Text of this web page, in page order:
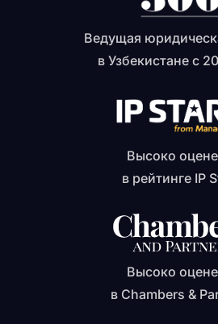
Ведущая
в Узбекистане с
Высоко
в рейтинге IP
Высоко
в Chambers &